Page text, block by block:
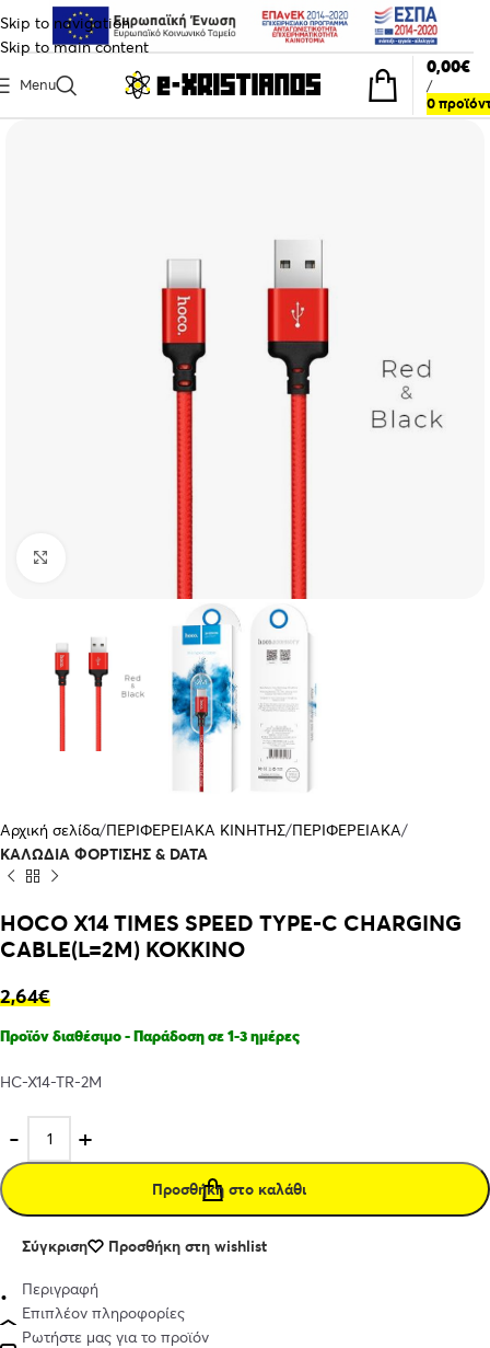
Skip to navigation
Skip to main content
Menu
0
/
0,00€
Αρχική σελίδα ΠΕΡΙΦΕΡΕΙΑΚΑ ΚΙΝΗΤΗΣ ΠΕΡΙΦΕΡΕΙΑΚΑ
ΚΑΛΩΔΙΑ ΦΟΡΤΙΣΗΣ & DATA
HOCO X14 TIMES SPEED TYPE-C CHARGING
CABLE(L=2M) ΚΟΚΚΙΝΟ
2,64€
Προϊόν διαθέσιμο - Παράδοση σε 1-3 ημέρες
HC-X14-TR-2M
Προσθήκη στο καλάθι
Σύγκριση Προσθήκη στη wishlist
Περιγραφή
Επιπλέον πληροφορίες
Ρωτήστε μας για το προϊόν